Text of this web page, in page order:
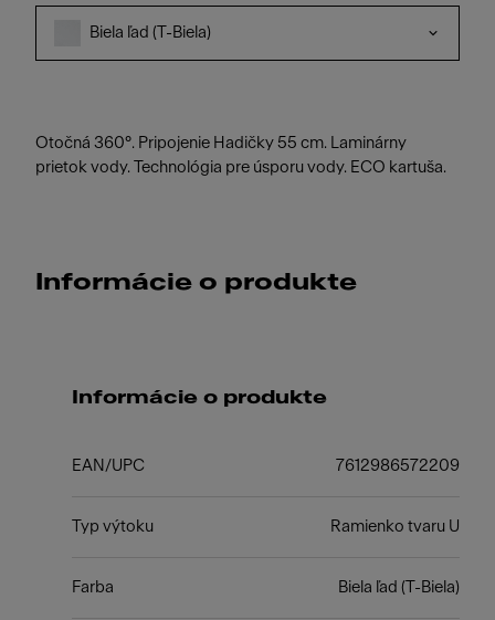
Biela ľad (T-Biela)
Otočná 360°. Pripojenie Hadičky 55 cm. Laminárny
prietok vody. Technológia pre úsporu vody. ECO kartuša.
Informácie o produkte
Informácie o produkte
EAN/UPC 7612986572209
Typ výtoku Ramienko tvaru U
Farba Biela ľad (T-Biela)